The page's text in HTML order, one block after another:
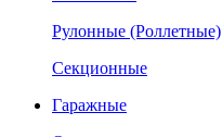
Рулонные (Роллетные)
Секционные
Гаражные